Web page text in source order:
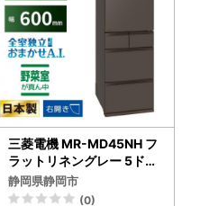
三菱電機 MR-MD45NH フ
ラットリネングレー 5ドア
片開き 標準設置付【沖縄
・離島・一部山間地域:配
静岡県静岡市
(0)